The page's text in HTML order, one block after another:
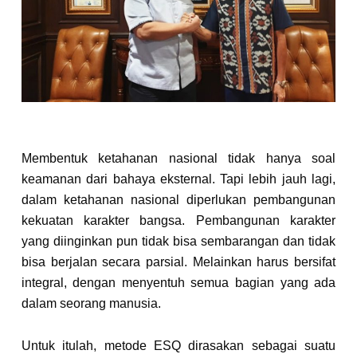
Membentuk ketahanan nasional tidak hanya soal
keamanan dari bahaya eksternal. Tapi lebih jauh lagi,
dalam ketahanan nasional diperlukan pembangunan
kekuatan karakter bangsa. Pembangunan karakter
yang diinginkan pun tidak bisa sembarangan dan tidak
bisa berjalan secara parsial. Melainkan harus bersifat
integral, dengan menyentuh semua bagian yang ada
dalam seorang manusia.
Untuk itulah, metode ESQ dirasakan sebagai suatu